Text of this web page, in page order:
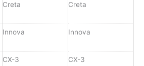
Creta Creta
Innova Innova
CX-3 CX-3